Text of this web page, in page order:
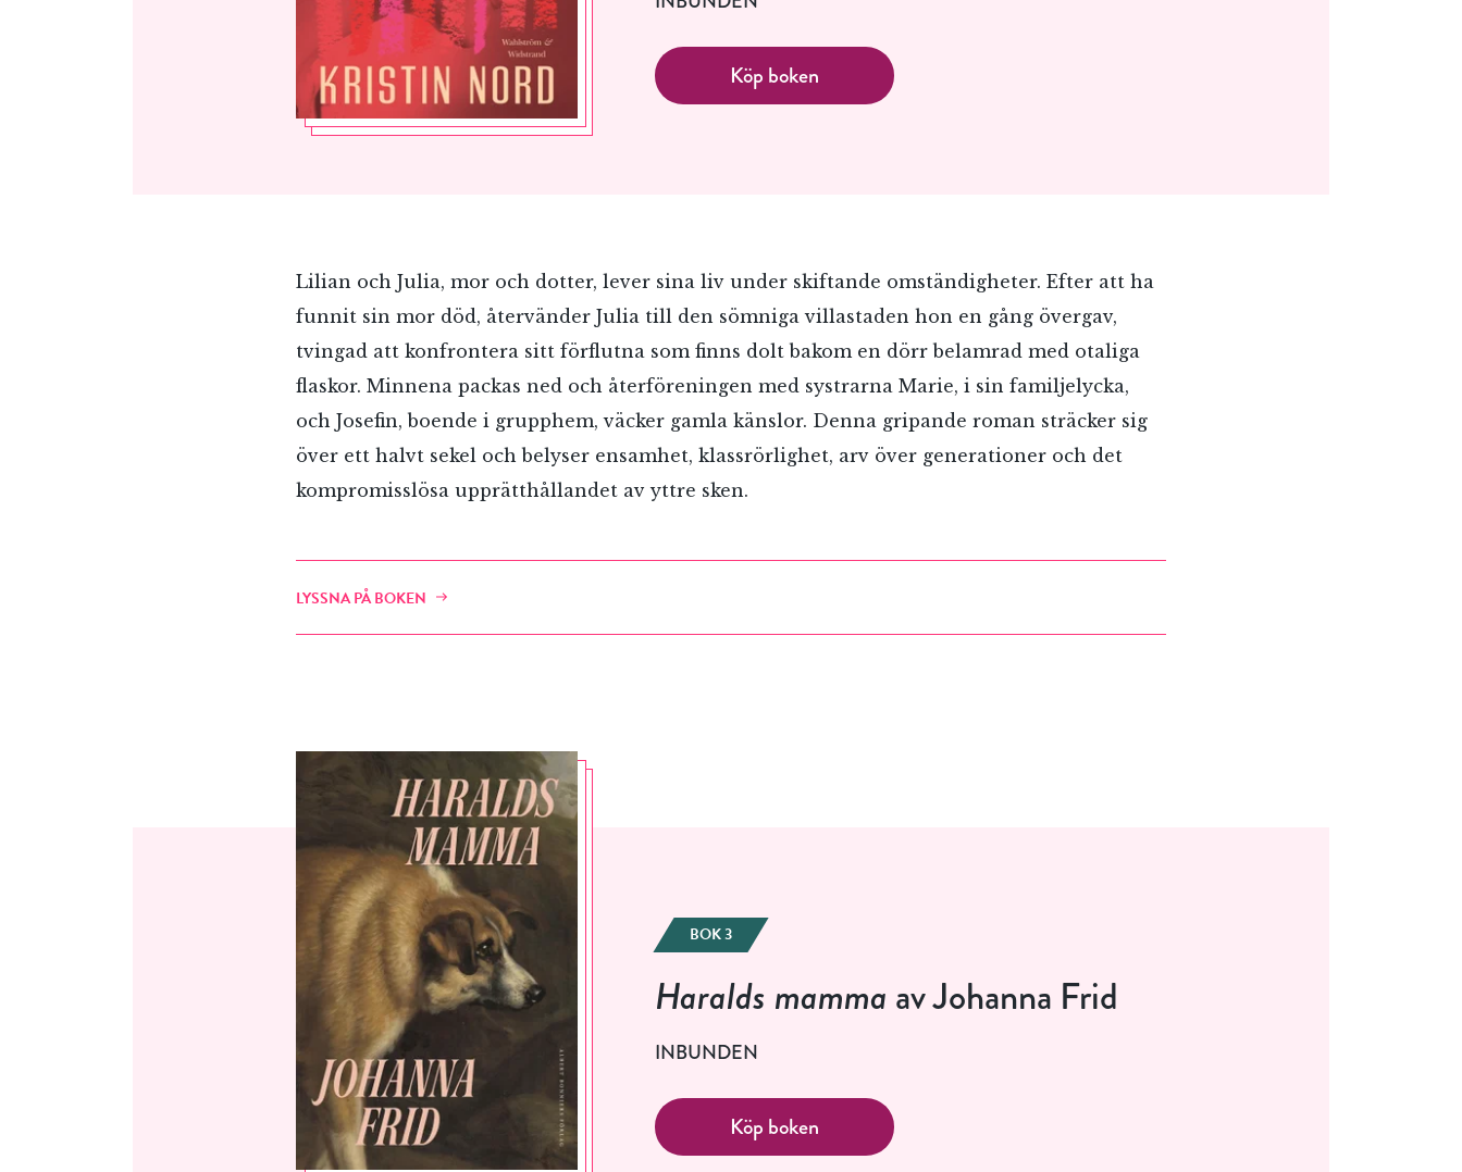
Köp boken
Lilian och Julia, mor och dotter, lever sina liv under skiftande omständigheter. Efter att ha
funnit sin mor död, återvänder Julia till den sömniga villastaden hon en gång övergav,
tvingad att konfrontera sitt förflutna som finns dolt bakom en dörr belamrad med otaliga
flaskor. Minnena packas ned och återföreningen med systrarna Marie, i sin familjelycka,
och Josefin, boende i grupphem, väcker gamla känslor. Denna gripande roman sträcker sig
över ett halvt sekel och belyser ensamhet, klassrörlighet, arv över generationer och det
kompromisslösa upprätthållandet av yttre sken.
LYSSNA PÅ BOKEN
BOK 3
Haralds mamma av Johanna Frid
INBUNDEN
Köp boken